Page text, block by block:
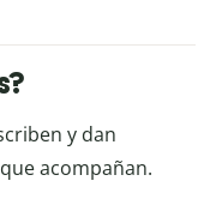
y dan
acompañan.